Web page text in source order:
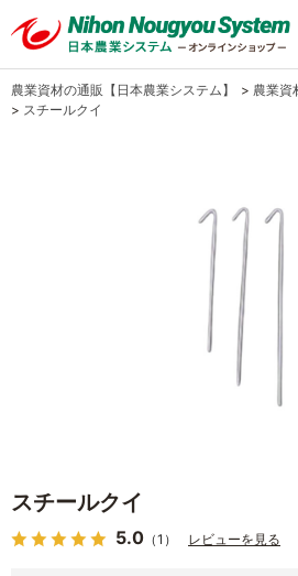
農業資材の通販【日本農業システム】 > 農業資
> スチールクイ
スチールクイ
5.0 （1） レビューを見る